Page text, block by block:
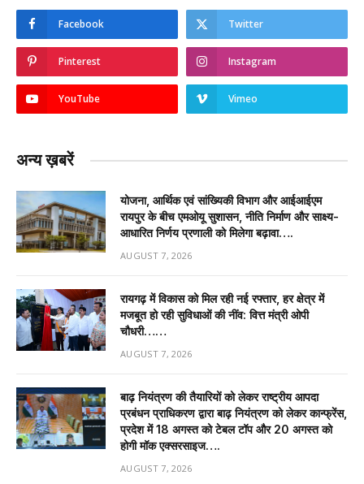
Facebook Twitter
Pinterest Instagram
YouTube Vimeo
अन्य ख़बरें
योजना, आर्थिक एवं सांख्यिकी विभाग और आईआईएम
रायपुर के बीच एमओयू सुशासन, नीति निर्माण और साक्ष्य-
आधारित निर्णय प्रणाली को मिलेगा बढ़ावा….
AUGUST 7, 2026
रायगढ़ में विकास को मिल रही नई रफ्तार, हर क्षेत्र में
मजबूत हो रही सुविधाओं की नींव: वित्त मंत्री ओपी
चौधरी……
AUGUST 7, 2026
बाढ़ नियंत्रण की तैयारियों को लेकर राष्ट्रीय आपदा
प्रबंधन प्राधिकरण द्वारा बाढ़ नियंत्रण को लेकर कान्फ्रेंस,
प्रदेश में 18 अगस्त को टेबल टॉप और 20 अगस्त को
होगी मॉक एक्सरसाइज….
AUGUST 7, 2026